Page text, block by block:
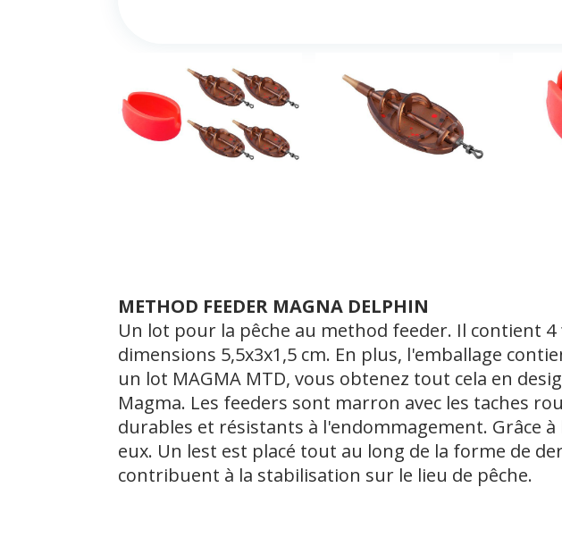
METHOD FEEDER MAGNA DELPHIN
Un lot pour la pêche au method feeder. Il contient 4
dimensions 5,5x3x1,5 cm. En plus, l'emballage
un lot MAGMA MTD, vous obtenez tout cela en
Magma. Les feeders sont marron avec les taches
durables et résistants à l'endommagement. Grâce
eux. Un lest est placé tout au long de la forme de
contribuent à la stabilisation sur le lieu de pêche.